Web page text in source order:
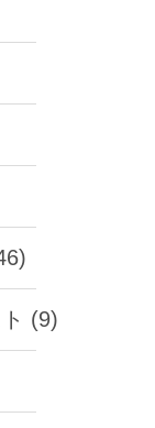
(9)